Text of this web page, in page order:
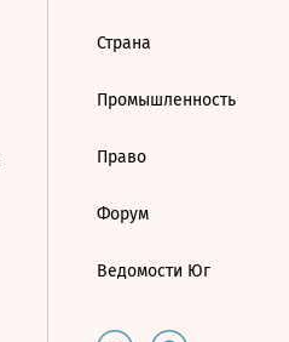
Страна
Промышленность
Право
Форум
Ведомости Юг